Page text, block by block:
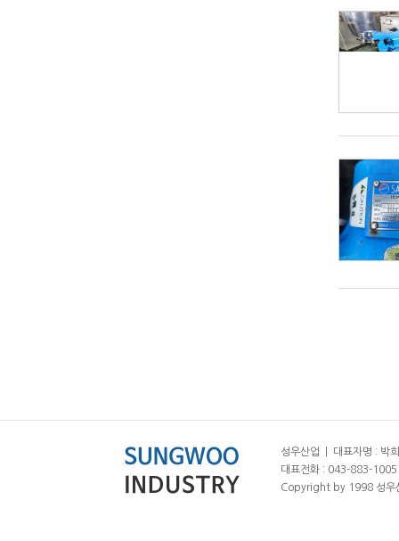
성우산업 | 대표자명 : 박
대표전화 : 043-883-
Copyright by 1998 성